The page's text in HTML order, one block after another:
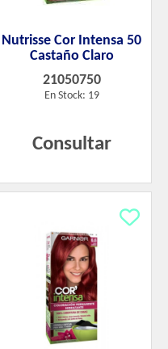
Nutrisse Cor Intensa 50
Castaño Claro
21050750
En Stock: 19
Consultar